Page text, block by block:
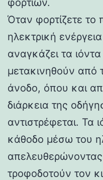
Όταν φορτίζετε
ηλεκτρική
αναγκάζει τα ιόντα
μετακινηθούν από
άνοδο, όπου και
διάρκεια της
αντιστρέφεται. Τα
κάθοδο μέσω του
τροφοδοτούν τον